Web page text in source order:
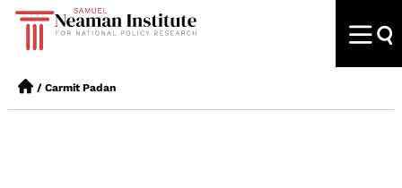
/ Carmit Padan